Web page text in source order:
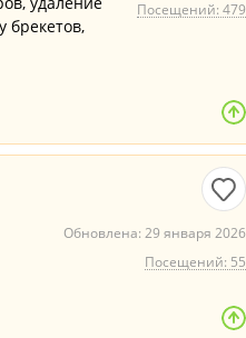
Посещений: 479
брекетов,
Обновлена: 29 января 2026
Посещений: 55